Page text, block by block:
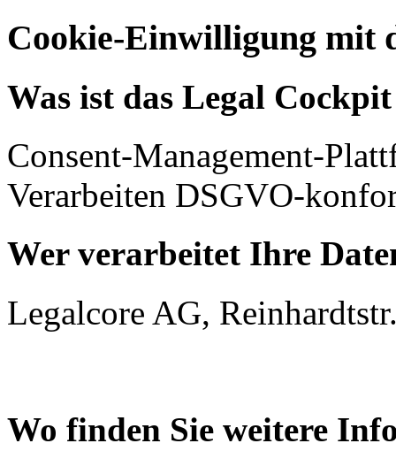
Cookie-Einwilligung mit
Was ist das Legal
Consent-Management-
Verarbeiten DSGVO-
Wer verarbeitet Ihre
Legalcore AG,
Wo finden Sie weitere